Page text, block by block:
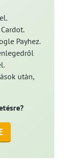
Payhez.
után,